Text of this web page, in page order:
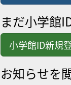
まだ小学館
小学館ID新規
お知らせを